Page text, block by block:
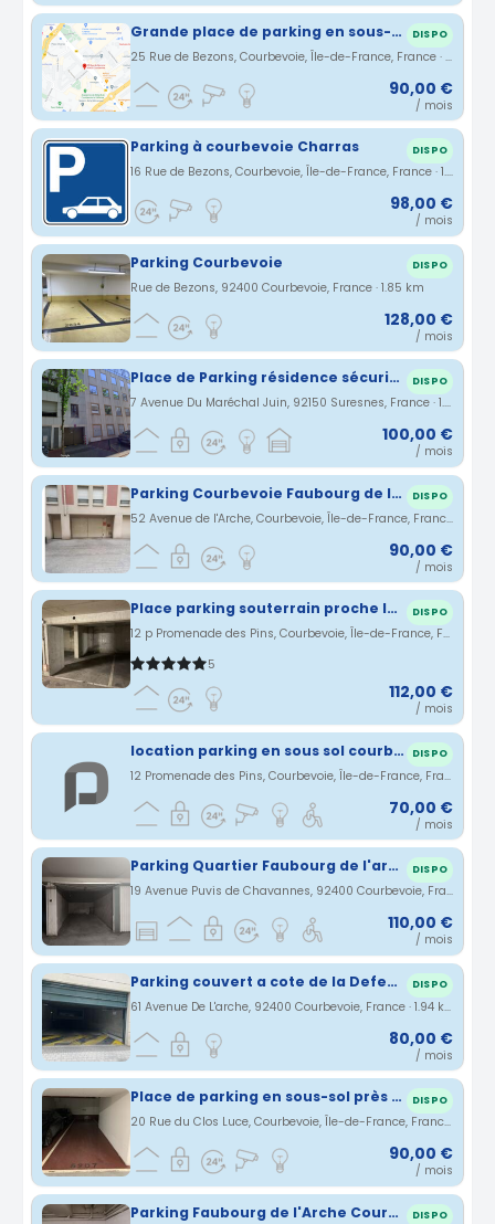
Grande place de parking en sous-sol sécurisée à Courbevoie DISPO
25 Rue de Bezons, Courbevoie, Île-de-France, France · 1.81 km
90,00 €
/ mois
Parking à courbevoie Charras DISPO
16 Rue de Bezons, Courbevoie, Île-de-France, France · 1.83 km
98,00 €
/ mois
Parking Courbevoie DISPO
Rue de Bezons, 92400 Courbevoie, France · 1.85 km
128,00 €
/ mois
Place de Parking résidence sécurisée DISPO
7 Avenue Du Maréchal Juin, 92150 Suresnes, France · 1.86 km
100,00 €
/ mois
Parking Courbevoie Faubourg de l'Arche Sécurisé DISPO
52 Avenue de l'Arche, Courbevoie, Île-de-France, France · 1.89 km
90,00 €
/ mois
Place parking souterrain proche la défense DISPO
12 p Promenade des Pins, Courbevoie, Île-de-France, France · 1.89 km
5
112,00 €
/ mois
location parking en sous sol courbevoie DISPO
12 Promenade des Pins, Courbevoie, Île-de-France, France · 1.89 km
70,00 €
/ mois
Parking Quartier Faubourg de l'arche DISPO
19 Avenue Puvis de Chavannes, 92400 Courbevoie, France · 1.91 km
110,00 €
/ mois
Parking couvert a cote de la Defense - sur Courbevoie DISPO
61 Avenue De L'arche, 92400 Courbevoie, France · 1.94 km
80,00 €
/ mois
Place de parking en sous-sol près de la Défense DISPO
20 Rue du Clos Luce, Courbevoie, Île-de-France, France · 1.96 km
90,00 €
/ mois
Parking Faubourg de l'Arche Courbevoie DISPO